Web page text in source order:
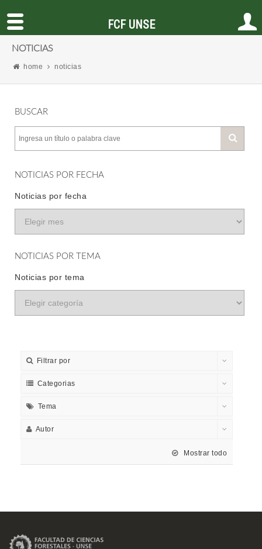
NOTICIAS
home noticias
BUSCAR
NOTICIAS POR FECHA
Noticias por fecha
NOTICIAS POR TEMA
Noticias por tema
Filtrar por
Categorias
Tema
Autor
Mostrar todo
FCF UNSE